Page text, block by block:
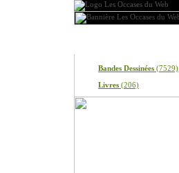
Bandes Dessinées (7529)
Livres (206)